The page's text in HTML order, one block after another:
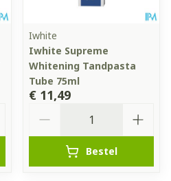
Iwhite
Iwhite Supreme
Whitening Tandpasta
Tube 75ml
€ 11,49
Bestel